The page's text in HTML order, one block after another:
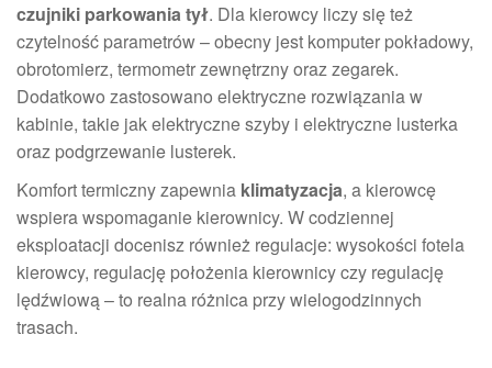
czujniki parkowania tył. Dla kierowcy liczy się też
czytelność parametrów – obecny jest komputer pokładowy,
obrotomierz, termometr zewnętrzny oraz zegarek.
Dodatkowo zastosowano elektryczne rozwiązania w
kabinie, takie jak elektryczne szyby i elektryczne lusterka
oraz podgrzewanie lusterek.
Komfort termiczny zapewnia klimatyzacja, a kierowcę
wspiera wspomaganie kierownicy. W codziennej
eksploatacji docenisz również regulacje: wysokości fotela
kierowcy, regulację położenia kierownicy czy regulację
lędźwiową – to realna różnica przy wielogodzinnych
trasach.